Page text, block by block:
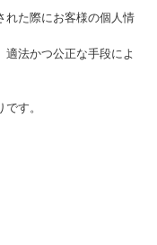
れた際にお客様の個人情
適法かつ公正な手段によ
す。